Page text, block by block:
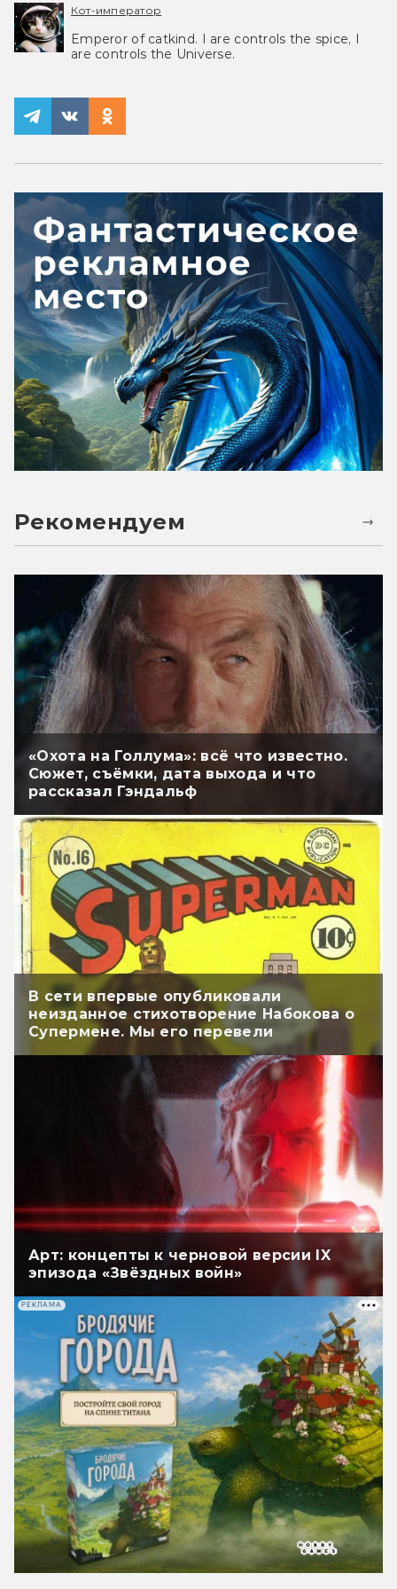
Кот-император
Emperor of catkind. I are controls the spice, I
are controls the Universe.
Рекомендуем
«Охота на Голлума»: всё что известно.
Сюжет, съёмки, дата выхода и что
рассказал Гэндальф
В сети впервые опубликовали
неизданное стихотворение Набокова о
Супермене. Мы его перевели
Арт: концепты к черновой версии IX
эпизода «Звёздных войн»
РЕКЛАМА